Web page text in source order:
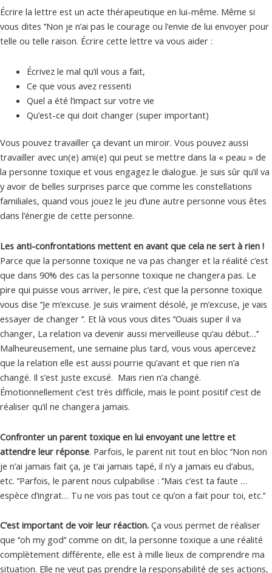
Écrire la lettre est un acte thérapeutique en lui-même. Même si
vous dites ‘’Non je n’ai pas le courage ou l’envie de lui envoyer pour
telle ou telle raison. Écrire cette lettre va vous aider :
Écrivez le mal qu’il vous a fait,
Ce que vous avez ressenti
Quel a été l’impact sur votre vie
Qu’est-ce qui doit changer (super important)
Vous pouvez travailler ça devant un miroir. Vous pouvez aussi
travailler avec un(e) ami(e) qui peut se mettre dans la « peau » de
la personne toxique et vous engagez le dialogue. Je suis sûr qu’il va
y avoir de belles surprises parce que comme les constellations
familiales, quand vous jouez le jeu d’une autre personne vous êtes
dans l’énergie de cette personne.
Les anti-confrontations mettent en avant que cela ne sert à rien !
Parce que la personne toxique ne va pas changer et la réalité c’est
que dans 90% des cas la personne toxique ne changera pas. Le
pire qui puisse vous arriver, le pire, c’est que la personne toxique
vous dise ‘’Je m’excuse. Je suis vraiment désolé, je m’excuse, je vais
essayer de changer ‘’. Et là vous vous dites ‘’Ouais super il va
changer, La relation va devenir aussi merveilleuse qu’au début…‘’
Malheureusement, une semaine plus tard, vous vous apercevez
que la relation elle est aussi pourrie qu’avant et que rien n’a
changé. Il s’est juste excusé. Mais rien n’a changé.
Émotionnellement c’est très difficile, mais le point positif c’est de
réaliser qu’il ne changera jamais.
Confronter un parent toxique en lui envoyant une lettre et
attendre leur réponse. Parfois, le parent nit tout en bloc ‘’Non non
je n’ai jamais fait ça, je t’ai jamais tapé, il n’y a jamais eu d’abus,
etc. ‘’Parfois, le parent nous culpabilise : ‘’Mais c’est ta faute …
espèce d’ingrat… Tu ne vois pas tout ce qu’on a fait pour toi, etc.’’
C’est important de voir leur réaction. Ça vous permet de réaliser
que ‘’oh my god’’ comme on dit, la personne toxique a une réalité
complètement différente, elle est à mille lieux de comprendre ma
situation. Elle ne veut pas prendre la responsabilité de ses actions,